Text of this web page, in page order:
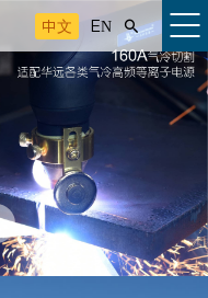
中文 EN 